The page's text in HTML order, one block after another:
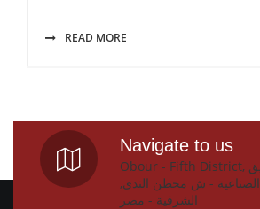
READ MORE
Navigate to us
Obour - Fifth District, المصنع : طريق
- ش محطن الندى,
الشرقية - مصر